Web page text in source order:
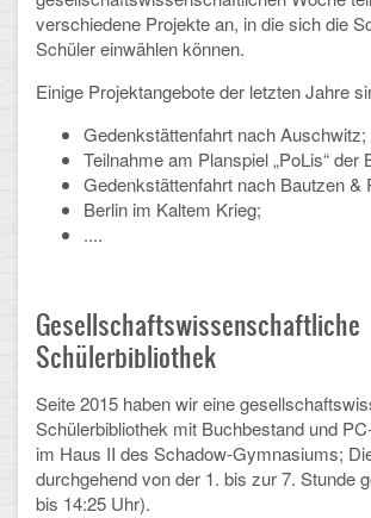
Schulalbum
SCHULLEBEN
Kollegium
Schulleitung
Schülervertretung
Sekretariat
Ganztagsschule
Schulsozialarbeit
Berufsorientierung
verschiedene Projekte an, in die sich die
Schülereinwählen können.
Einige Projektangebote der letzten Jahre
Gedenkstättenfahrt nach Auschwitz;
Teilnahme am Planspiel „PoLis“ der
Gedenkstättenfahrt nach Bautzen &
Berlin im Kaltem Krieg;
....
Gesellschaftswissenschaftliche
Schülerbibliothek
Seite 2015 haben wir eine
Schülerbibliothek mit Buchbestand und
im Haus II des Schadow-Gymnasiums;
durchgehend von der 1. bis zur 7. Stunde
bis 14:25 Uhr).